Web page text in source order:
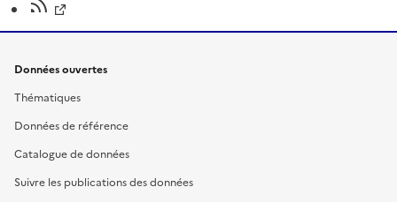
Données ouvertes
Thématiques
Données de référence
Catalogue de données
Suivre les publications des données